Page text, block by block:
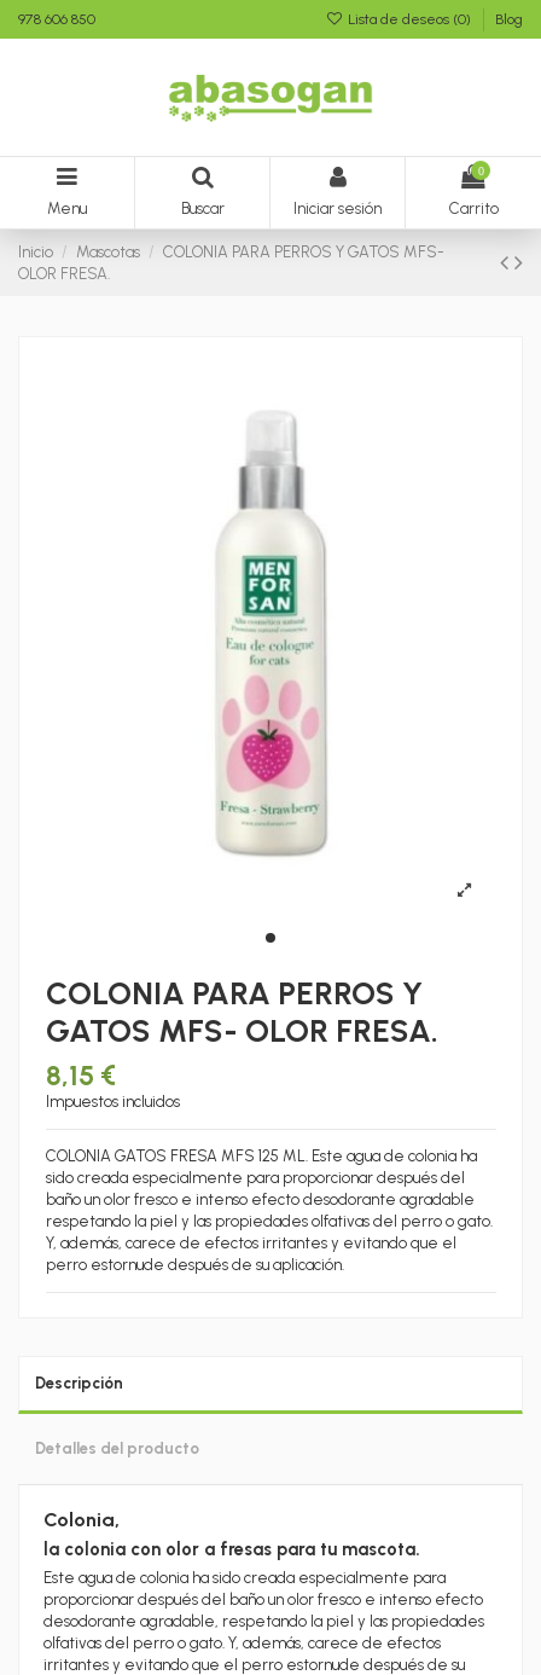
978 606 850 Lista de deseos (0) Blog
Menu Buscar Iniciar sesión
0
Carrito
Inicio Mascotas
COLONIA PARA PERROS Y GATOS MFS-
OLOR FRESA.
COLONIA PARA PERROS Y
GATOS MFS- OLOR FRESA.
8,15 €
Impuestos incluidos
COLONIA GATOS FRESA MFS 125 ML. Este agua de colonia ha
sido creada especialmente para proporcionar después del
baño un olor fresco e intenso efecto desodorante agradable
respetando la piel y las propiedades olfativas del perro o gato.
Y, además, carece de efectos irritantes y evitando que el
perro estornude después de su aplicación.
Descripción
Detalles del producto
Colonia,
la colonia con olor a fresas para tu mascota.
Este agua de colonia ha sido creada especialmente para
proporcionar después del baño un olor fresco e intenso efecto
desodorante agradable, respetando la piel y las propiedades
olfativas del perro o gato. Y, además, carece de efectos
irritantes y evitando que el perro estornude después de su